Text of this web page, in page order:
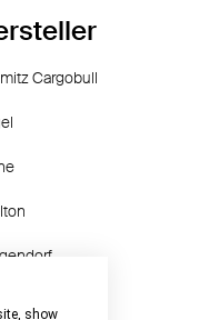
Cargobull
show